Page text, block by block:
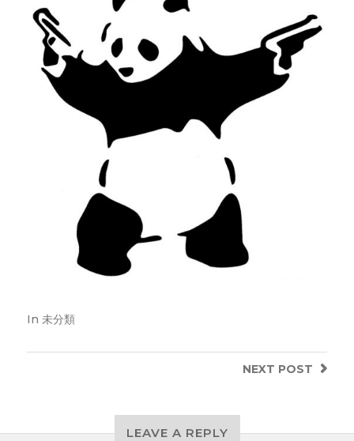
In 未分類
NEXT POST
LEAVE A REPLY